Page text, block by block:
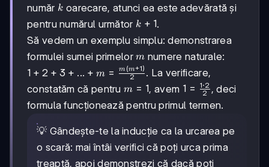
număr k
k oarecare, atunci ea este adevărată și
pentru numărul următor k+1
k + 1.
Să vedem un exemplu simplu: demonstrarea
formulei sumei primelorm
m numere naturale:
1+2+3+...+m
\frac{m(m+1)}
{2}
1 + 2 + 3 + ... + m = 2
m(m+1) . La verificare,
constatăm că pentrum=1
m = 1, avem 1 =
\frac{1
\cdot
1 = 2
1⋅2 , deci
formula funcționează pentru primul termen.
💡 Gândește-te la inducție ca la urcarea pe
o scară: mai întâi verifici că poți urca prima
treaptă, apoi demonstrezi că dacă poți